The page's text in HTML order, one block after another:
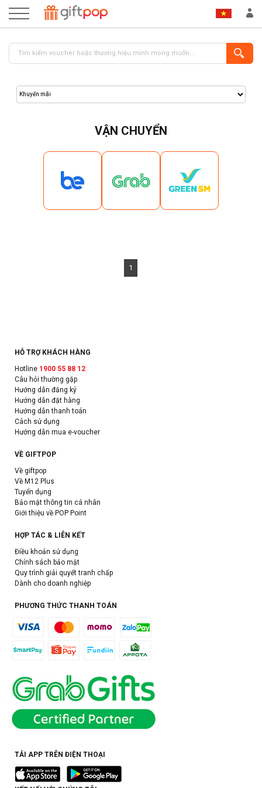
VẬN CHUYỂN
1
HỖ TRỢ KHÁCH HÀNG
Hotline 1900 55 88 12
Câu hỏi thường gặp
Hướng dẫn đăng ký
Hướng dẫn đặt hàng
Hướng dẫn thanh toán
Cách sử dụng
Hướng dẫn mua e-voucher
VỀ GIFTPOP
Về giftpop
Về M12 Plus
Tuyển dụng
Bảo mật thông tin cá nhân
Giới thiệu về POP Point
HỢP TÁC & LIÊN KẾT
Điều khoản sử dụng
Chính sách bảo mật
Quy trình giải quyết tranh chấp
Dành cho doanh nghiệp
PHƯƠNG THỨC THANH TOÁN
TẢI APP TRÊN ĐIỆN THOẠI